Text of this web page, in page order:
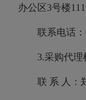
办公区3号楼
联系电话：
3.采购代理机
联 系 人：郑